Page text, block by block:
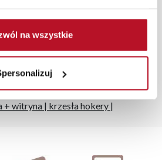
na wszystkie
ekranie, zależnie od ustawień
i oświetlenia.
funkcją spania|ławostoły
+ witryna | krzesła hokery |